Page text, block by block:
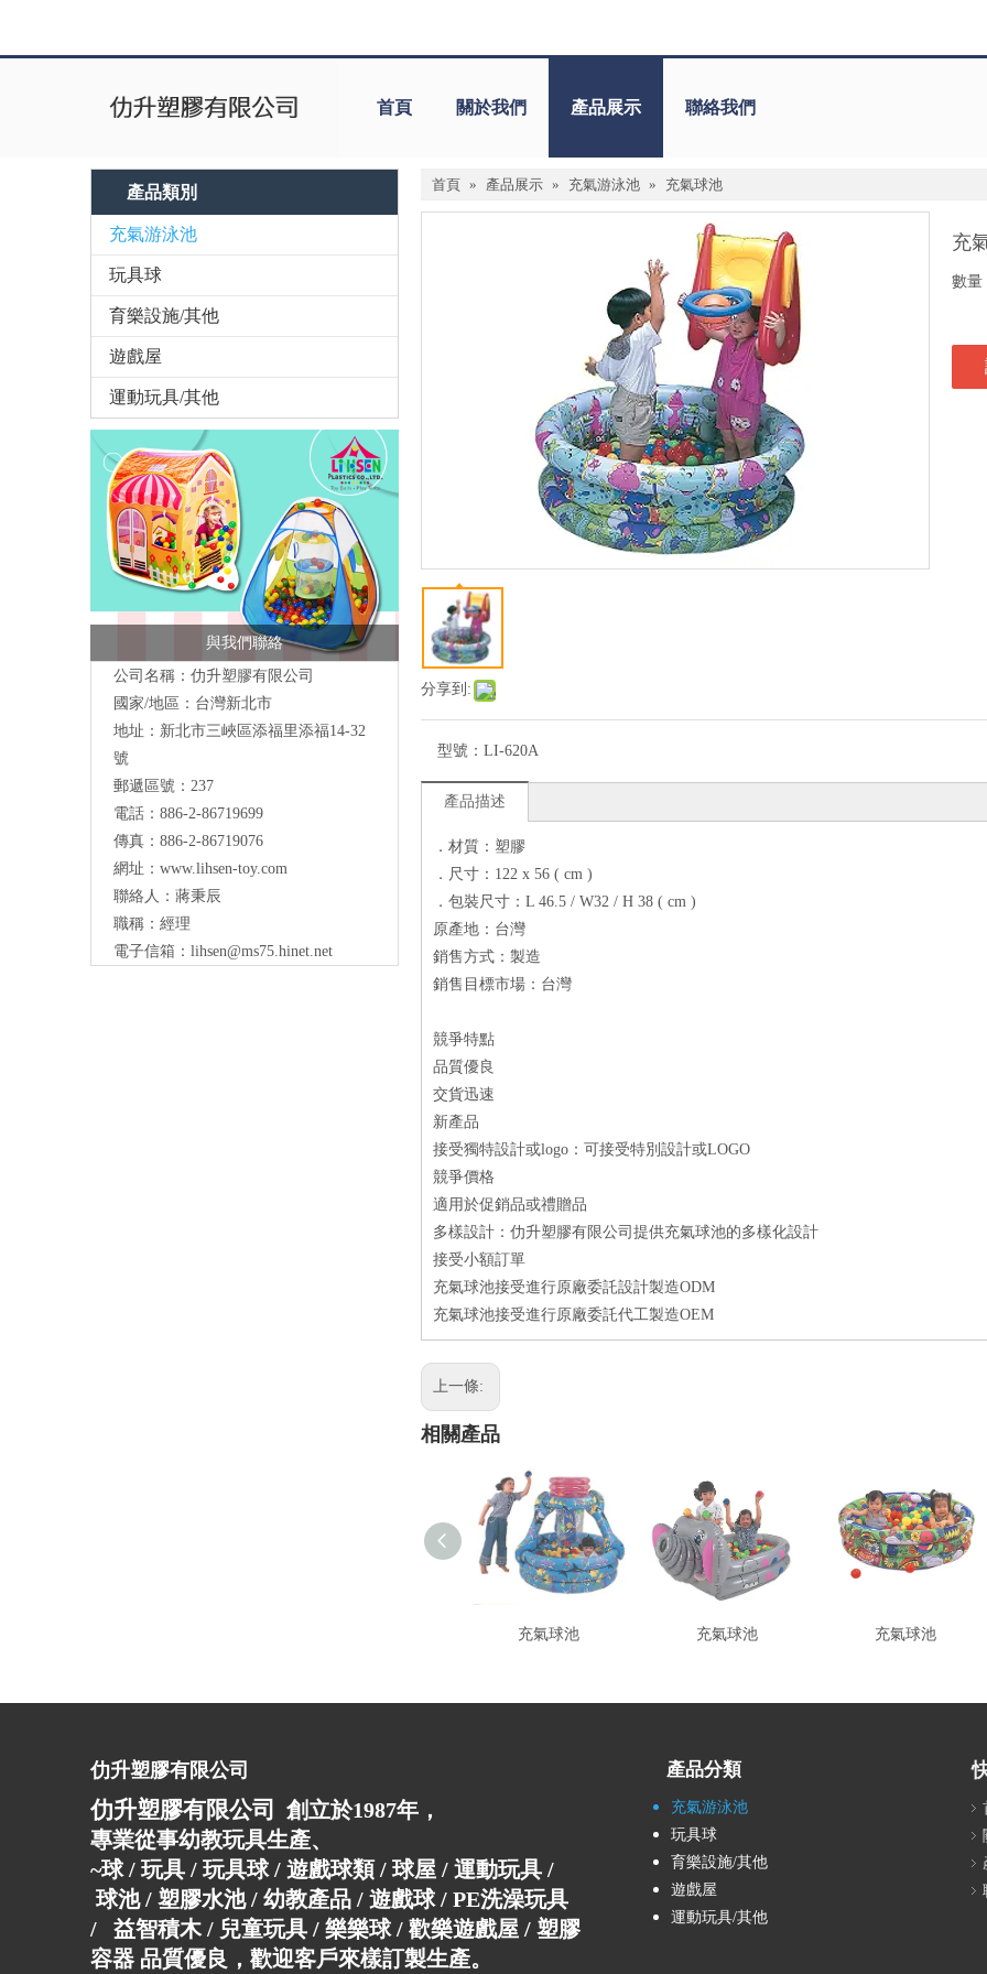
首頁 關於我們 產品展示 聯絡我們
產品類別
充氣游泳池
玩具球
育樂設施/其他
遊戲屋
運動玩具/其他
與我們聯絡
公司名稱：仂升塑膠有限公司
國家/地區：台灣新北市
地址：新北市三峽區添福里添福14-32
號
郵遞區號：237
電話：886-2-86719699
傳真：886-2-86719076
網址： www.lihsen-toy.com
聯絡人：蔣秉辰
職稱：經理
電子信箱： lihsen@ms75.hinet.net
首頁 » 產品展示 » 充氣游泳池 » 充氣球池
分享到:
充
數量
型號： LI-620A
產品描述
．材質：塑膠
．尺寸：122 x 56 ( cm )
．包裝尺寸：L 46.5 / W32 / H 38 ( cm )
原產地：台灣
銷售方式：製造
銷售目標市場：台灣
競爭特點
品質優良
交貨迅速
新產品
接受獨特設計或logo：可接受特別設計或LOGO
競爭價格
適用於促銷品或禮贈品
多樣設計：仂升塑膠有限公司提供充氣球池的多樣化設計
接受小額訂單
充氣球池接受進行原廠委託設計製造ODM
充氣球池接受進行原廠委託代工製造OEM
上一條:
相關產品
充氣球池 充氣球池 充氣球池
仂升塑膠有限公司
仂升塑膠有限公司 創立於1987年，
專業從事幼教玩具生產、
~球 / 玩具 / 玩具球 / 遊戲球類 / 球屋 / 運動玩具 /
球池 / 塑膠水池 / 幼教產品 / 遊戲球 / PE洗澡玩具
/ 益智積木 / 兒童玩具 / 樂樂球 / 歡樂遊戲屋 / 塑膠
容器 品質優良，歡迎客戶來樣訂製生產。
產品分類
充氣游泳池
玩具球
育樂設施/其他
遊戲屋
運動玩具/其他